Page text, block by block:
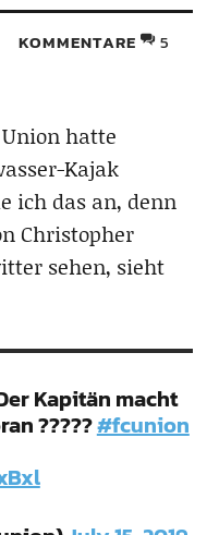
KOMMENTARE 5
hatte
Kajak
ich das an, denn
Christopher
sehen, sieht
Kapitän macht
?????#fcunion